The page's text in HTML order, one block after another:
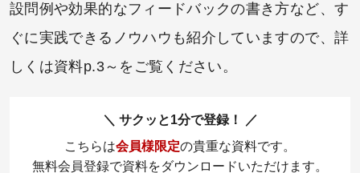
設問例や効果的なフィードバックの書き方など、す
ぐに実践できるノウハウも紹介していますので、詳
しくは資料p.3～をご覧ください。
サクッと1分で登録！
こちらは会員様限定の貴重な資料です。
無料会員登録で資料をダウンロードいただけます。